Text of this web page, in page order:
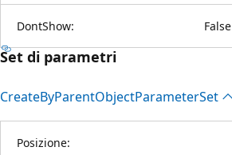
DontShow: False
Set di parametri
CreateByParentObjectParameterSet
Posizione: